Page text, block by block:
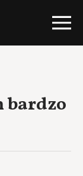
bardzo